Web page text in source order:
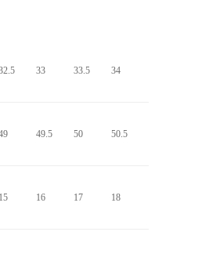
33 33.5 34
49.5 50 50.5
15 16 17 18